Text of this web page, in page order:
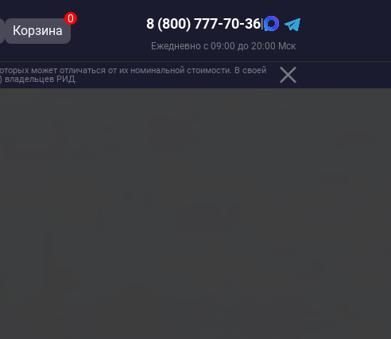
Корзина
0 8 (800) 777-70-36|
Ежедневно с 09:00 до 20:00 Мск
может отличаться от их номинальной стоимости. В своей
владельцев РИД.